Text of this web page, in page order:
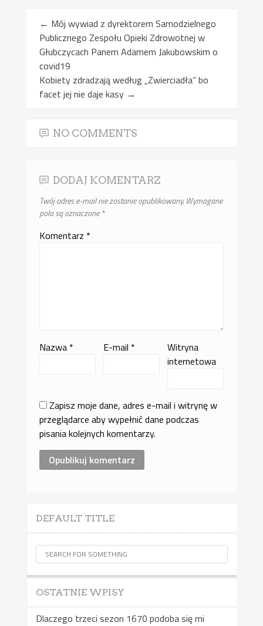
← Mój wywiad z dyrektorem Samodzielnego
Publicznego Zespołu Opieki Zdrowotnej w
Głubczycach Panem Adamem Jakubowskim o
covid19
Kobiety zdradzają według „Zwierciadła” bo
facet jej nie daje kasy →
NO COMMENTS
DODAJ KOMENTARZ
Twój adres e-mail nie zostanie opublikowany. Wymagane
pola są oznaczone*
Komentarz *
Nazwa * E-mail *
Witryna
internetowa
Zapisz moje dane, adres e-mail i witrynę w
przeglądarce aby wypełnić dane podczas
pisania kolejnych komentarzy.
DEFAULT TITLE
OSTATNIE WPISY
Dlaczego trzeci sezon 1670 podoba się mi